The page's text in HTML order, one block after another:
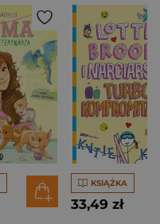
KSIĄŻKA
33,49 zł